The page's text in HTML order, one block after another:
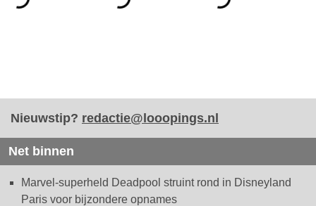
Nieuwstip? redactie@looopings.nl
Net binnen
Marvel-superheld Deadpool struint rond in Disneyland
Paris voor bijzondere opnames